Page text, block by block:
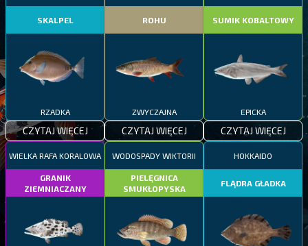
SKALPEL
RZADKA
CZYTAJ WIĘCEJ
ROHU
ZWYCZAJNA
CZYTAJ WIĘCEJ
SUMIK KOBALTOWY
EPICKA
CZYTAJ WIĘCEJ
WIELKA RAFA KORALOWA
GRANIK
ZIEMNIACZANY
WODOSPADY WIKTORII
PIELĘGNICA
SMUKŁOPYSKA
HOKKAIDO
FLĄDRA GŁADKA